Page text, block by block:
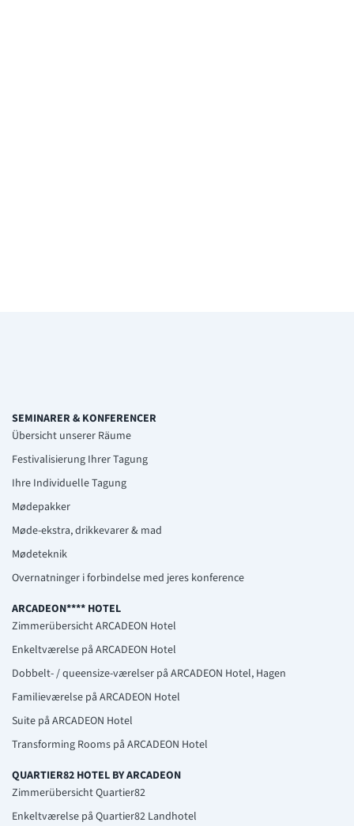
SEMINARER & KONFERENCER
Übersicht unserer Räume
Festivalisierung Ihrer Tagung
Ihre Individuelle Tagung
Mødepakker
Møde-ekstra, drikkevarer & mad
Mødeteknik
Overnatninger i forbindelse med jeres konference
ARCADEON**** HOTEL
Zimmerübersicht ARCADEON Hotel
Enkeltværelse på ARCADEON Hotel
Dobbelt- / queensize-værelser på ARCADEON Hotel, Hagen
Familieværelse på ARCADEON Hotel
Suite på ARCADEON Hotel
Transforming Rooms på ARCADEON Hotel
QUARTIER82 HOTEL BY ARCADEON
Zimmerübersicht Quartier82
Enkeltværelse på Quartier82 Landhotel